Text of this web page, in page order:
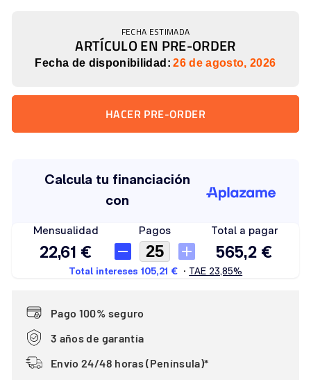
FECHA ESTIMADA
ARTÍCULO EN PRE-ORDER
Fecha de disponibilidad: 26 de agosto, 2026
HACER PRE-ORDER
Pago 100% seguro
3 años de garantía
Envío 24/48 horas (Península)*